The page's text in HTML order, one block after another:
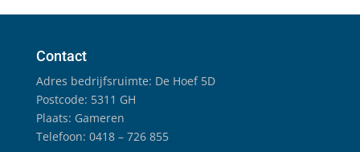
Contact
Adres bedrijfsruimte: De Hoef 5D
Postcode: 5311 GH
Plaats: Gameren
Telefoon: 0418 – 726 855